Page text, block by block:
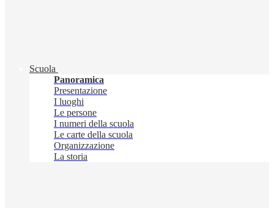
Scuola
Panoramica
Presentazione
I luoghi
Le persone
I numeri della scuola
Le carte della scuola
Organizzazione
La storia